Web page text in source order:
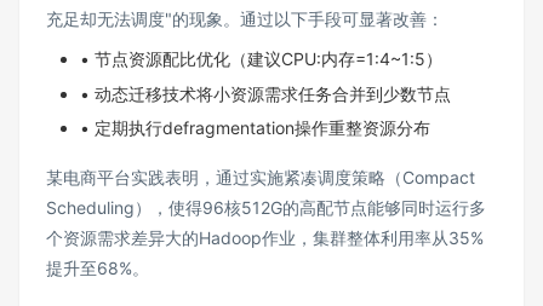
充足却无法调度"的现象。通过以下手段可显著改善：
• 节点资源配比优化（建议CPU:内存=1:4~1:5）
• 动态迁移技术将小资源需求任务合并到少数节点
• 定期执行defragmentation操作重整资源分布
某电商平台实践表明，通过实施紧凑调度策略（Compact
Scheduling），使得96核512G的高配节点能够同时运行多
个资源需求差异大的Hadoop作业，集群整体利用率从35%
提升至68%。